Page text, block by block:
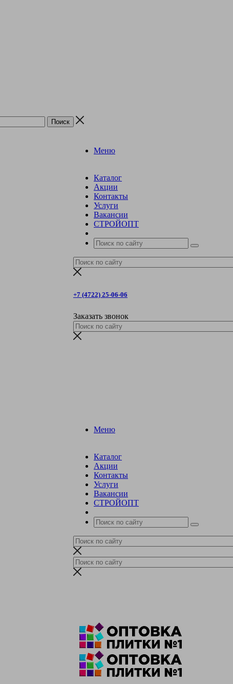
Меню
Каталог
Акции
Контакты
Услуги
Вакансии
СТРОЙОПТ
+7 (4722) 25-06-06
Заказать звонок
Меню
Каталог
Акции
Контакты
Услуги
Вакансии
СТРОЙОПТ